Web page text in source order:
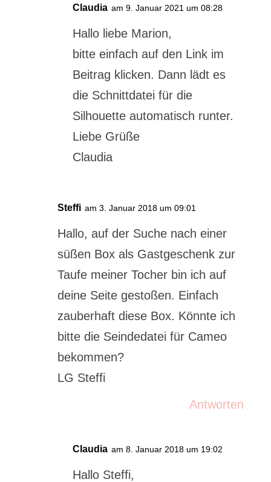
Claudia am 9. Januar 2021 um 08:28
Hallo liebe Marion,
bitte einfach auf den Link im
Beitrag klicken. Dann lädt es
die Schnittdatei für die
Silhouette automatisch runter.
Liebe Grüße
Claudia
Steffi am 3. Januar 2018 um 09:01
Hallo, auf der Suche nach einer
süßen Box als Gastgeschenk zur
Taufe meiner Tocher bin ich auf
deine Seite gestoßen. Einfach
zauberhaft diese Box. Könnte ich
bitte die Seindedatei für Cameo
bekommen?
LG Steffi
Antworten
Claudia am 8. Januar 2018 um 19:02
Hallo Steffi,